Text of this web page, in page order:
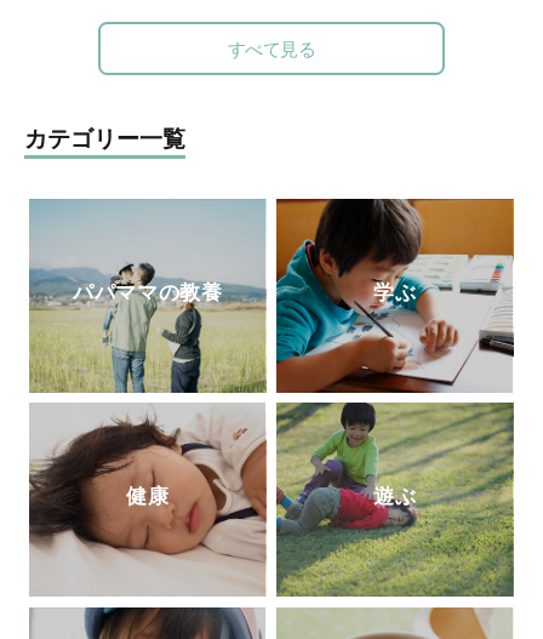
差」を埋めるべく全国を奔走中。
is-tech.com/
すべて見る
カテゴリー一覧
パパママの教養 学ぶ
健康 遊ぶ